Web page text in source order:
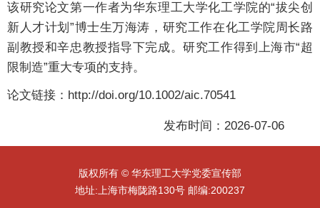
该研究论文第一作者为华东理工大学化工学院的“拔尖创
新人才计划”博士生万海涛，研究工作在化工学院周长路
副教授和辛忠教授指导下完成。研究工作得到上海市“超
限制造”重大专项的支持。
论文链接：http://doi.org/10.1002/aic.70541
发布时间：2026-07-06
版权所有 © 华东理工大学党委宣传部
地址:上海市梅陇路130号 邮编:200237